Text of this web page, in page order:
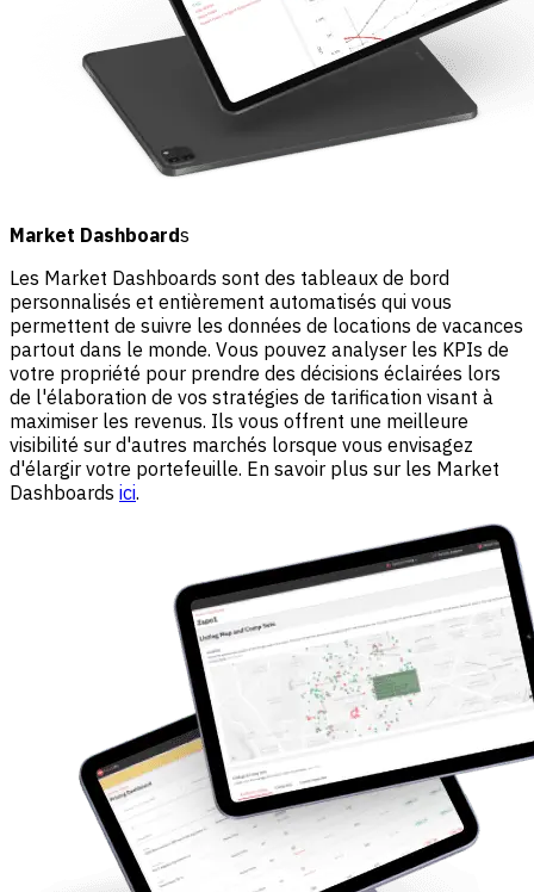
Market Dashboards
Les Market Dashboards sont des tableaux de bord
personnalisés et entièrement automatisés qui vous
permettent de suivre les données de locations de vacances
partout dans le monde. Vous pouvez analyser les KPIs de
votre propriété pour prendre des décisions éclairées lors
de l'élaboration de vos stratégies de tarification visant à
maximiser les revenus. Ils vous offrent une meilleure
visibilité sur d'autres marchés lorsque vous envisagez
d'élargir votre portefeuille. En savoir plus sur les Market
Dashboards ici.